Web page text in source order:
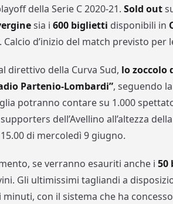
della Serie C 2020-21.Sold out
sia i600 biglietti disponibili in
d’inizio del match previsto per
direttivo della Curva Sud, lo zoccolo
Partenio-Lombardi”, seguendo
potranno contare su 1.000
dell’Avellino all’altezza
di mercoledì 9 giugno.
se verranno esauriti anche i50
Gli ultimissimi tagliandi a
con il sistema che ha